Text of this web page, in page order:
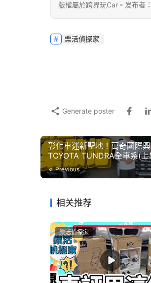
版權屬於跨界玩Car。发布者
樂活偵探家
Generate poster
彰化車迷新聖地！萬奇國際
TOYOTA TUNDRA全車系(上
Previous
相关推荐
樂活偵探家